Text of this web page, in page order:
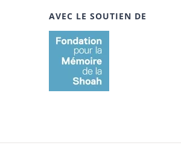
AVEC LE SOUTIEN DE